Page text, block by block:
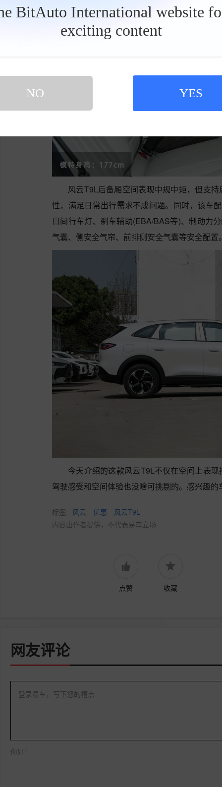
BitAuto International website
exciting content
NO YES
风云T9L后备厢空间表现中规中矩，但支
性，满足日常出行需求不成问题。同时，该车
日间行车灯、刹车辅助(EBA/BAS等)、制动力
气囊、侧安全气帘、前排侧安全气囊等安全配置
今天介绍的这款风云T9L不仅在空间上表
驾驶感受和空间体验也没啥可挑剔的。感兴趣
标签: 风云 优惠
风云T9L
内容由作者提供，不代表易车立场
点赞 收藏
网友评论
登录易车，写下您的槽点
你好！